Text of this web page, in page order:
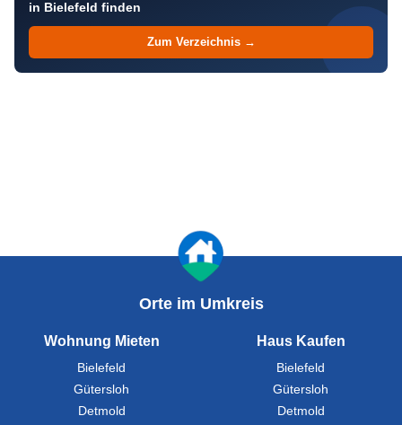
in Bielefeld finden
Zum Verzeichnis →
Orte im Umkreis
Wohnung Mieten
Bielefeld
Gütersloh
Detmold
Haus Kaufen
Bielefeld
Gütersloh
Detmold